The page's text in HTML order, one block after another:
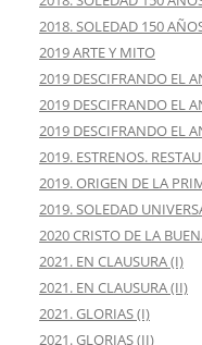
2018. SOLEDAD 150
2019 ARTE Y MITO
2019 DESCIFRANDO EL
2019 DESCIFRANDO EL
2019 DESCIFRANDO EL
2019. ESTRENOS.
2019. ORIGEN DE LA
2019. SOLEDAD
2020 CRISTO DE LA
2021. EN CLAUSURA (I)
2021. EN CLAUSURA (II)
2021. GLORIAS (I)
2021. GLORIAS (II)